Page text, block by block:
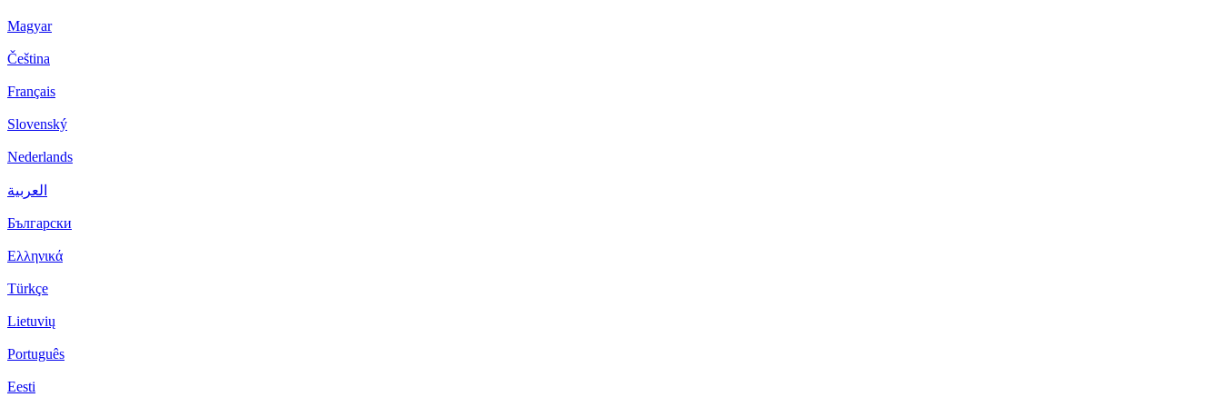
Magyar
Čeština
Français
Slovenský
Nederlands
العربية
Български
Ελληνικά
Türkçe
Lietuvių
Português
Eesti